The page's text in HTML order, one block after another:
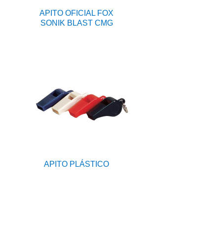
APITO OFICIAL FOX
SONIK BLAST CMG
APITO PLÁSTICO